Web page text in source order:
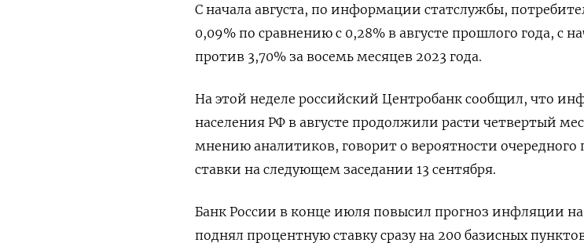
С начала августа, по информации статслужбы,
0,09% по сравнению с 0,28% в августе прошлого года, с
против 3,70% за восемь месяцев 2023 года.
На этой неделе российский Центробанк сообщил, что
населения РФ в августе продолжили расти четвертый
мнению аналитиков, говорит о вероятности
ставки на следующем заседании 13 сентября.
Банк России в конце июля повысил прогноз инфляции
поднял процентную ставку сразу на 200 базисных